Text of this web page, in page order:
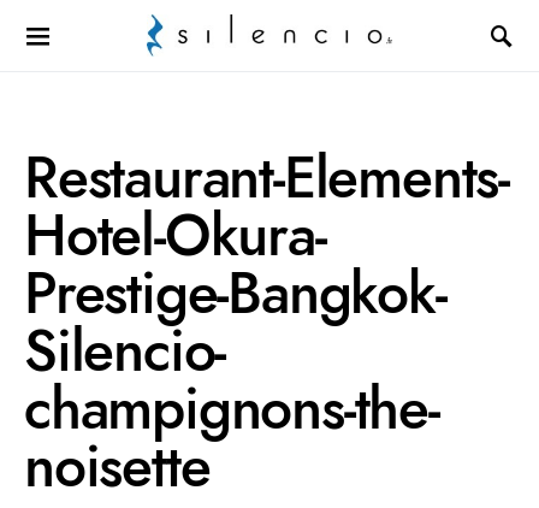
Search for:
Restaurant-Elements-
Hotel-Okura-
Prestige-Bangkok-
Silencio-
champignons-the-
noisette